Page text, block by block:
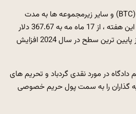
Monero (XMR) ، بیت کوین (BTC) و سایر زیرمجموعه ها به مدت
هفت هفته جمع آوری شدند. این هفته ، از 17 ماه مه به 367.67 دلار
رسید ، بالاترین سطح 265 ٪ از پایین ترین سطح در سال 2024 افزایش
در مورد نقدی گردباد و تحریم های
گذاران را به سمت پول حریم خصوصی